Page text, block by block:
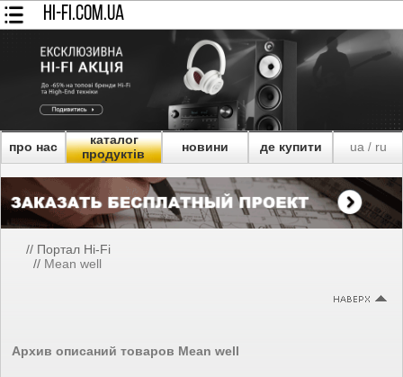
HI-FI.COM.UA
про нас
каталог
продуктів
новини де купити ua/ ru
// Портал Hi-Fi
// Mean well
Архив описаний товаров Mean well